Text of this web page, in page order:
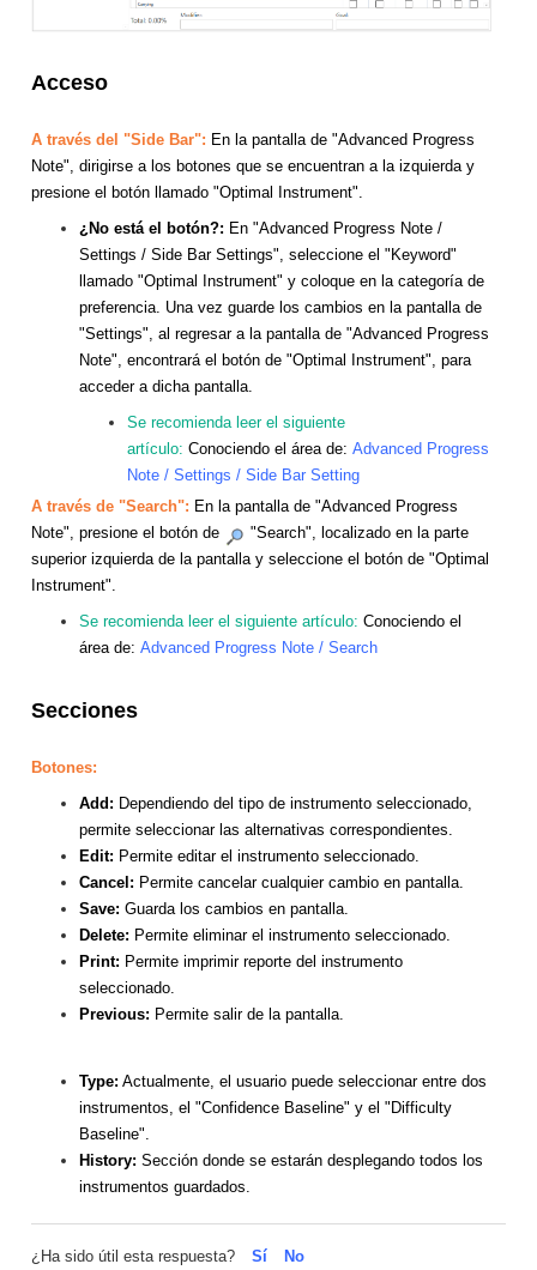
Acceso
A través del "Side Bar": En la pantalla de "Advanced Progress
Note", dirigirse a los botones que se encuentran a la izquierda y
presione el botón llamado "Optimal Instrument".
¿No está el botón?: En "Advanced Progress Note /
Settings / Side Bar Settings", seleccione el "Keyword"
llamado "Optimal Instrument" y coloque en la categoría de
preferencia. Una vez guarde los cambios en la pantalla de
"Settings", al regresar a la pantalla de "Advanced Progress
Note", encontrará el botón de "Optimal Instrument", para
acceder a dicha pantalla.
Se recomienda leer el siguiente
artículo: Conociendo el área de: Advanced Progress
Note / Settings / Side Bar Setting
A través de "Search": En la pantalla de "Advanced Progress
Note", presione el botón de
"Search", localizado en la parte
superior izquierda de la pantalla y seleccione el botón de "Optimal
Instrument".
Se recomienda leer el siguiente artículo: Conociendo el
área de: Advanced Progress Note / Search
Secciones
Botones:
Add: Dependiendo del tipo de instrumento seleccionado,
permite seleccionar las alternativas correspondientes.
Edit: Permite editar el instrumento seleccionado.
Cancel: Permite cancelar cualquier cambio en pantalla.
Save: Guarda los cambios en pantalla.
Delete: Permite eliminar el instrumento seleccionado.
Print: Permite imprimir reporte del instrumento
seleccionado.
Previous: Permite salir de la pantalla.
Type: Actualmente, el usuario puede seleccionar entre dos
instrumentos, el "Confidence Baseline" y el "Difficulty
Baseline".
History: Sección donde se estarán desplegando todos los
instrumentos guardados.
¿Ha sido útil esta respuesta? Sí No